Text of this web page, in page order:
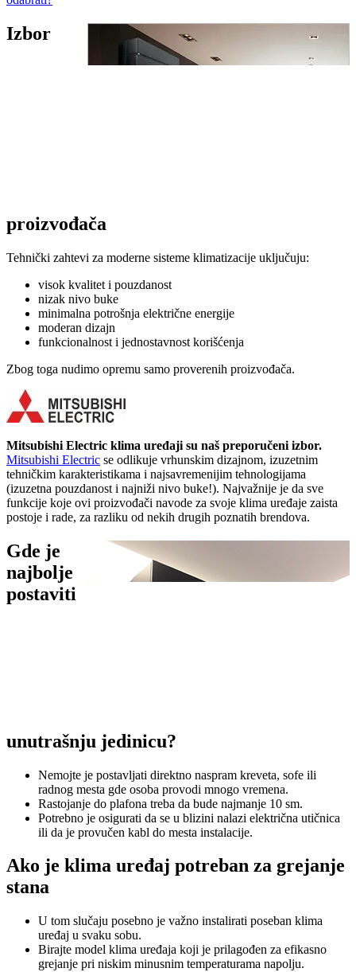
Izbor
proizvođača
Tehnički zahtevi za moderne sisteme klimatizacije uključuju:
visok kvalitet i pouzdanost
nizak nivo buke
minimalna potrošnja električne energije
moderan dizajn
funkcionalnost i jednostavnost korišćenja
Zbog toga nudimo opremu samo proverenih proizvođača.
Mitsubishi Electric klima uređaji su naš preporučeni izbor.
Mitsubishi Electric se odlikuje vrhunskim dizajnom, izuzetnim
tehničkim karakteristikama i najsavremenijim tehnologijama
(izuzetna pouzdanost i najniži nivo buke!). Najvažnije je da sve
funkcije koje ovi proizvođači navode za svoje klima uređaje zaista
postoje i rade, za razliku od nekih drugih poznatih brendova.
Gde je
najbolje
postaviti
unutrašnju jedinicu?
Nemojte je postavljati direktno naspram kreveta, sofe ili
radnog mesta gde osoba provodi mnogo vremena.
Rastojanje do plafona treba da bude najmanje 10 sm.
Potrebno je osigurati da se u blizini nalazi električna utičnica
ili da je provučen kabl do mesta instalacije.
Ako je klima uređaj potreban za grejanje
stana
U tom slučaju posebno je važno instalirati poseban klima
uređaj u svaku sobu.
Birajte model klima uređaja koji je prilagođen za efikasno
grejanje pri niskim minusnim temperaturama napolju.